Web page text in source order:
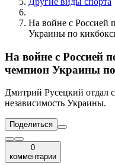
На войне с Россией
Украины по
На войне с Россией
чемпион Украины
Дмитрий Русецкий отдал
независимость Украины.
Поделиться
0
комментарии